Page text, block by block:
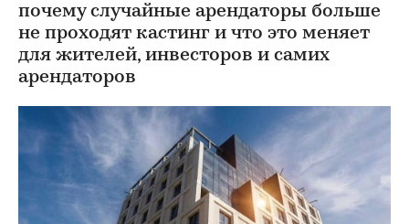
почему случайные арендаторы больше
не проходят кастинг и что это меняет
для жителей, инвесторов и самих
арендаторов